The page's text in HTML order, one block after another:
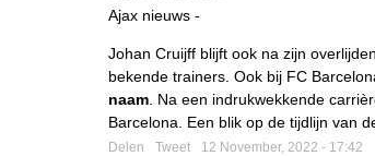
Ajax nieuws -
Johan Cruijff blijft ook na zijn
bekende trainers. Ook bij FC
naam . Na een indrukwekkende
Barcelona. Een blik op de tijdlijn van
Delen Tweet 12 November, 2022 - 17:42